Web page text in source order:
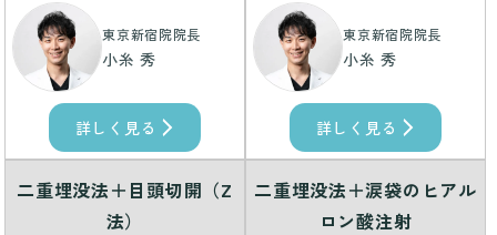
東京新宿院院長
小糸 秀
詳しく見る
東京新宿院院長
小糸 秀
詳しく見る
二重埋没法＋目頭切開（Z
法）
二重埋没法＋涙袋のヒアル
ロン酸注射